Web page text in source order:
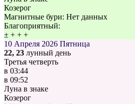
Козерог
Магнитные бури: Нет данных
Благоприятный:
± + + +
10 Апреля 2026 Пятница
22, 23 лунный день
Третья четверть
в 03:44
в 09:52
Луна в знаке
Козерог